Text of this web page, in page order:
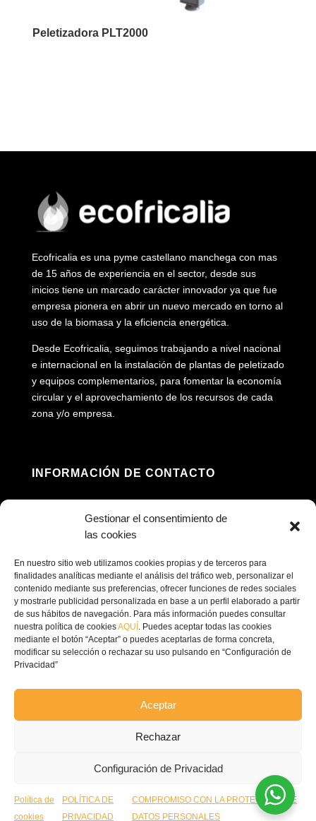
Gestionar el consentimiento de
las cookies
En nuestro sitio web utilizamos cookies propias y de terceros para
finalidades analíticas mediante el análisis del tráfico web, personalizar el
contenido mediante sus preferencias, ofrecer funciones de redes sociales
y mostrarle publicidad personalizada en base a un perfil elaborado a partir
de sus hábitos de navegación. Para más información puedes consultar
nuestra política de cookiesAQUÍ . Puedes aceptar todas las cookies
mediante el botón “Aceptar” o puedes aceptarlas de forma concreta,
modificar su selección o rechazar su uso pulsando en “Configuración de
Privacidad”
Aceptar
Rechazar
Configuración de Privacidad
Política de
cookies
POLÍTICA DE
PRIVACIDAD
COMPROMISO CON LA PROTECCIÓN DE
DATOS PERSONALES
Peletizadora PLT2000
Ecofricalia es una pyme castellano manchega con mas
de 15 años de experiencia en el sector, desde sus
inicios tiene un marcado carácter innovador ya que fue
empresa pionera en abrir un nuevo mercado en torno al
uso de la biomasa y la eficiencia energética.
Desde Ecofricalia, seguimos trabajando a nivel nacional
e internacional en la instalación de plantas de peletizado
y equipos complementarios, para fomentar la economía
circular y el aprovechamiento de los recursos de cada
zona y/o empresa.
INFORMACIÓN DE CONTACTO
Pedroñeras, Cuenca
 contacto@ecofricalia.com
POLÍTICA COOKIES